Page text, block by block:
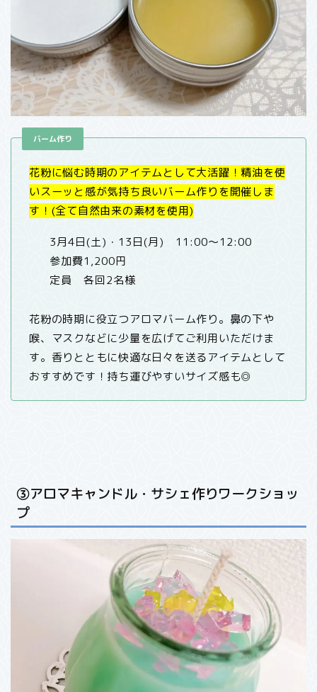
バーム作り
花粉に悩む時期のアイテムとして大活躍！精油を使
いスーッと感が気持ち良いバーム作りを開催しま
す！(全て自然由来の素材を使用)
3月4日(土)・13日(月) 11:00〜12:00
参加費1,200円
定員 各回2名様
花粉の時期に役立つアロマバーム作り。鼻の下や
喉、マスクなどに少量を広げてご利用いただけま
す。香りとともに快適な日々を送るアイテムとして
おすすめです！持ち運びやすいサイズ感も◎
③アロマキャンドル・サシェ作りワークショッ
プ